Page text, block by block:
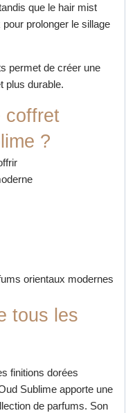
que le hair mist
prolonger le sillage
permet de créer une
plus durable.
coffret
?
orientaux modernes
tous les
finitions dorées
Sublime apporte une
de parfums. Son